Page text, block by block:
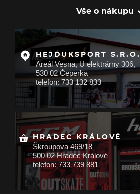
Vše o nákupu
HEJDUKSPORT S.R.O.
Areál Vesna, U elektrárny 306,
530 02 Čeperka
telefon: 733 132 833
HRADEC KRÁLOVÉ
Škroupova 469/18
500 02 Hradec Králové
telefon: 733 739 881